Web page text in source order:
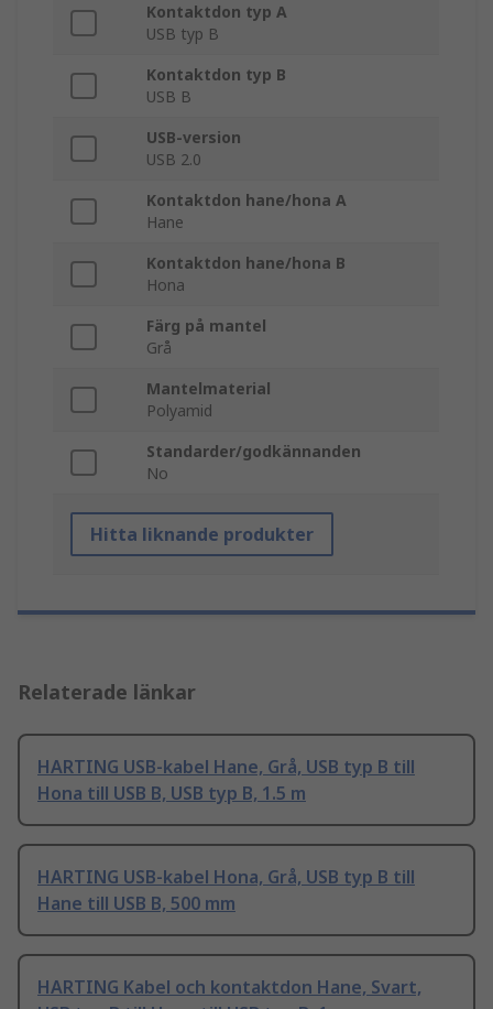
Kontaktdon typ A
USB typ B
Kontaktdon typ B
USB B
USB-version
USB 2.0
Kontaktdon hane/hona A
Hane
Kontaktdon hane/hona B
Hona
Färg på mantel
Grå
Mantelmaterial
Polyamid
Standarder/godkännanden
No
Hitta liknande produkter
Relaterade länkar
HARTING USB-kabel Hane, Grå, USB typ B till
Hona till USB B, USB typ B, 1.5 m
HARTING USB-kabel Hona, Grå, USB typ B till
Hane till USB B, 500 mm
HARTING Kabel och kontaktdon Hane, Svart,